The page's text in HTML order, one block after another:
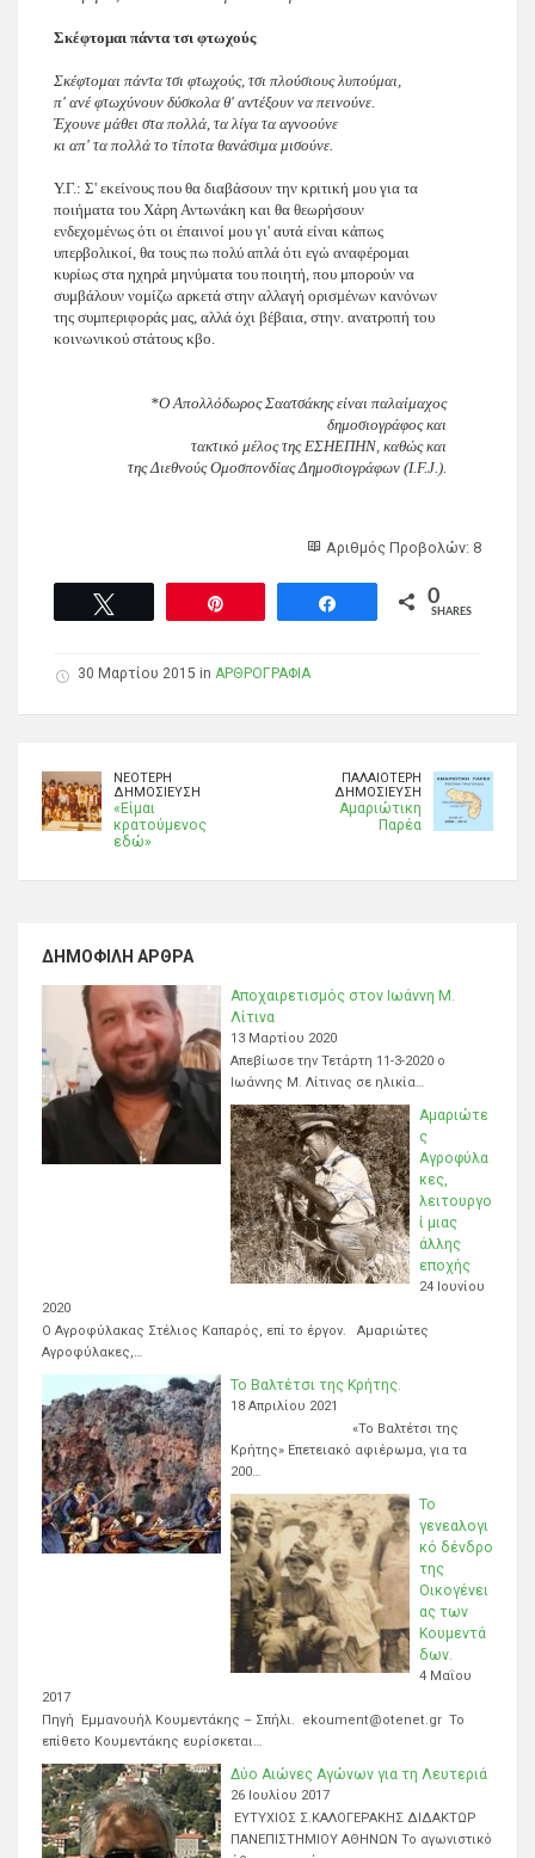
Σκέφτομαι πάντα τσι φτωχούς
Σκέφτομαι πάντα τσι φτωχούς, τσι πλούσιους λυπούμαι,
π' ανέ φτωχύνουν δύσκολα θ' αντέξουν να πεινούνε.
Έχουνε μάθει στα πολλά, τα λίγα τα αγνοούνε
κι απ' τα πολλά το τίποτα θανάσιμα μισούνε.
Υ.Γ.: Σ' εκείνους που θα διαβάσουν την κριτική μου για τα
ποιήματα του Χάρη Αντωνάκη και θα θεωρήσουν
ενδεχομένως ότι οι έπαινοί μου γι' αυτά είναι κάπως
υπερβολικοί, θα τους πω πολύ απλά ότι εγώ αναφέρομαι
κυρίως στα ηχηρά μηνύματα του ποιητή, που μπορούν να
συμβάλουν νομίζω αρκετά στην αλλαγή ορισμένων κανόνων
της συμπεριφοράς μας, αλλά όχι βέβαια, στην. ανατροπή του
κοινωνικού στάτους κβο.
*Ο Απολλόδωρος Σαατσάκης είναι παλαίμαχος
δημοσιογράφος και
τακτικό μέλος της ΕΣΗΕΠΗΝ, καθώς και
της Διεθνούς Ομοσπονδίας Δημοσιογράφων (I.F.J.).
Αριθμός Προβολών: 8
0
SHARES
30 Μαρτίου 2015 in ΑΡΘΡΟΓΡΑΦΙΑ
ΝΕΌΤΕΡΗ
ΔΗΜΟΣΊΕΥΣΗ
«Είμαι
κρατούμενος
εδώ»
ΠΑΛΑΙΌΤΕΡΗ
ΔΗΜΟΣΊΕΥΣΗ
Αμαριώτικη
Παρέα
ΔΗΜΟΦΙΛΉ ΆΡΘΡΑ
Αποχαιρετισμός στον Ιωάννη Μ.
Λίτινα
13 Μαρτίου 2020
Απεβίωσε την Τετάρτη 11-3-2020 ο
Ιωάννης Μ. Λίτινας σε ηλικία…
Αμαριώτε
ς
Αγροφύλα
κες,
λειτουργο
ί μιας
άλλης
εποχής
24 Ιουνίου
2020
Ο Αγροφύλακας Στέλιος Καπαρός, επί το έργον. Αμαριώτες
Αγροφύλακες,…
Το Βαλτέτσι της Κρήτης.
18 Απριλίου 2021
«Το Βαλτέτσι της
Κρήτης» Επετειακό αφιέρωμα, για τα
200…
Το
γενεαλογι
κό δένδρο
της
Οικογένει
ας των
Κουμεντά
δων.
4 Μαΐου
2017
Πηγή Εμμανουήλ Κουμεντάκης – Σπήλι. ekoument@otenet.gr Το
επίθετο Κουμεντάκης ευρίσκεται…
Δύο Αιώνες Αγώνων για τη Λευτεριά
26 Ιουλίου 2017
ΕΥΤΥΧΙΟΣ Σ.ΚΑΛΟΓΕΡΑΚΗΣ ΔΙΔΑΚΤΩΡ
ΠΑΝΕΠΙΣΤΗΜΙΟΥ ΑΘΗΝΩΝ Το αγωνιστικό